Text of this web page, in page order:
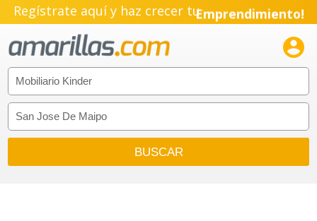
Regístrate aquí y haz crecer tuEmprendimiento!
